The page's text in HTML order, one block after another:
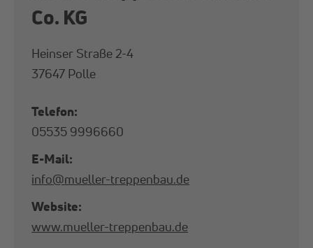
Co. KG
Heinser Straße 2-4
37647 Polle
Telefon:
05535 9996660
E-Mail:
info@mueller-treppenbau.de
Website:
www.mueller-treppenbau.de